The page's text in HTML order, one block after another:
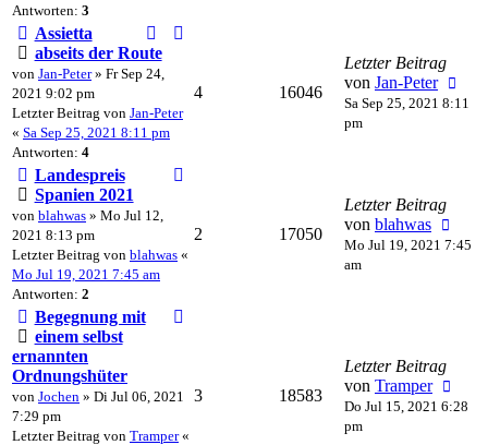
Antworten: 3
Assietta
abseits der Route
von Jan-Peter» Fr Sep 24,
2021 9:02 pm
Letzter Beitrag von Jan-Peter
« Sa Sep 25, 2021 8:11 pm
Antworten: 4
4 16046
Letzter Beitrag
von Jan-Peter
Sa Sep 25, 2021 8:11
pm
Landespreis
Spanien 2021
von blahwas » Mo Jul 12,
2021 8:13 pm
Letzter Beitrag von blahwas «
Mo Jul 19, 2021 7:45 am
Antworten: 2
2 17050
Letzter Beitrag
von blahwas
Mo Jul 19, 2021 7:45
am
Begegnung mit
einem selbst
ernannten
Ordnungshüter
von Jochen » Di Jul 06, 2021
7:29 pm
Letzter Beitrag von Tramper«
3 18583
Letzter Beitrag
von Tramper
Do Jul 15, 2021 6:28
pm